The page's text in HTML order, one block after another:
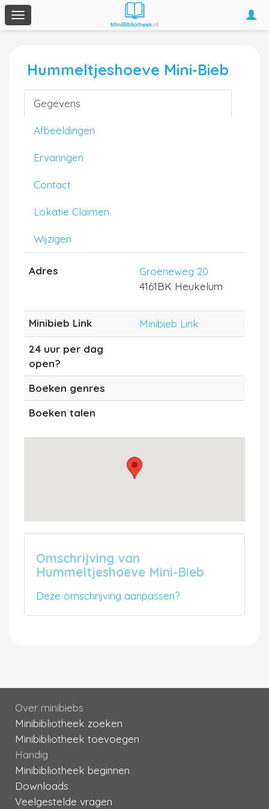
Toggle
navigation
Hummeltjeshoeve Mini-Bieb
Gegevens
Afbeeldingen
Ervaringen
Contact
Lokatie Claimen
Wijzigen
Adres
Groeneweg 20
4161BK Heukelum
Minibieb Link
Minibieb Link
24 uur per dag
open?
Boeken genres
Boeken talen
Omschrijving van
Hummeltjeshoeve Mini-Bieb
Deze omschrijving aanpassen?
Over minibiebs
Minibibliotheek zoeken
Minibibliotheek toevoegen
Handig
Minibibliotheek beginnen
Downloads
Veelgestelde vragen